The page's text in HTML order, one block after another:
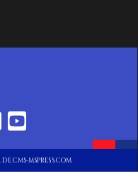
CMS-MSPRESS.COM